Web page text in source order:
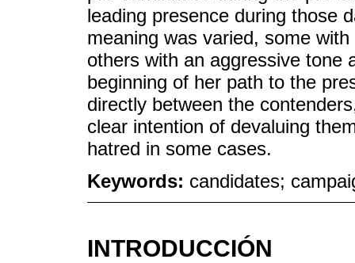
leading presence during those
meaning was varied, some
others with an aggressive tone
beginning of her path to the
directly between the
clear intention of devaluing
hatred in some cases.
Keywords: candidates;
INTRODUCCIÓN